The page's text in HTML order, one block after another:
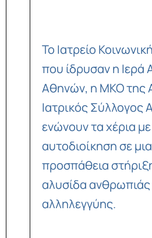
Το Ιατρείο
που ίδρυσαν η Ιερά
Αθηνών, η ΜΚΟ της
Ιατρικός Σύλλογος
ενώνουν τα χέρια
αυτοδιοίκηση σε
προσπάθεια
αλυσίδα ανθρωπιάς
αλληλεγγύης.